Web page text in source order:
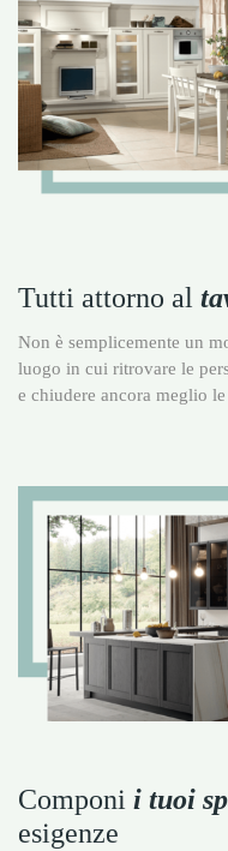
Tutti attorno al
Non è semplicemente un
luogo in cui ritrovare le
e chiudere ancora meglio
Componi i tuoi
esigenze